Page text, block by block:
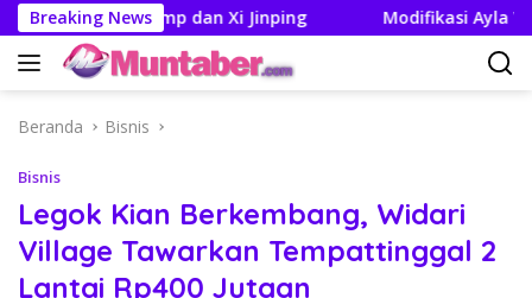
Langsung
ke
konten
Breaking News
Trump dan Xi Jinping Modifikasi Ayla
Beranda Bisnis
Bisnis
Legok Kian Berkembang, Widari
Village Tawarkan Tempattinggal 2
Lantai Rp400 Jutaan